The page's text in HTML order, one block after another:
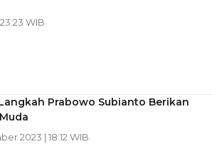
WIB
Prabowo Subianto Berikan
2023 | 18:12 WIB